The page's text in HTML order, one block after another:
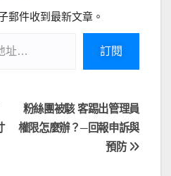
郵件收到最新文章。
訂閱
粉絲團被駭 客踢出管理員
權限怎麼辦？─回報申訴與
預防